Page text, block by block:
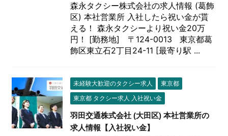
森永タクシー株式会社の求人情報 (葛飾
区) 本社営業所 入社したら祝い金が貰
える！ 森永タクシーより祝い金20万
円！ [勤務地] 〒124-0013 東京都葛
飾区東立石2丁目24-11 [最寄り駅 ...
未経験大歓迎のタクシー求人
東京都
東京都 タクシー求人 入社祝い金
羽田交通株式会社 (大田区) 本社営業所の
求人情報【入社祝い金】